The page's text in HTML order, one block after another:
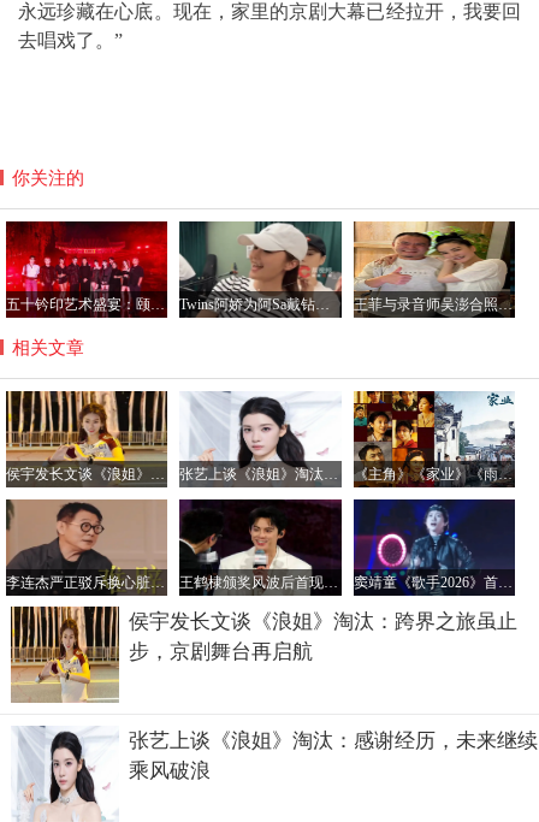
永远珍藏在心底。现在，家里的京剧大幕已经拉开，我要回
去唱戏了。”
你关注的
五十钤印艺术盛宴：颐和园星光璀璨，群星共铸艺术新篇章 Twins阿娇为阿Sa戴钻石项链，阿Sa宣布结婚感情稳定 王菲与录音师吴澎合照曝光，56岁状态惊艳引热议
相关文章
侯宇发长文谈《浪姐》淘汰：跨界之旅虽止步，京剧舞台再启航 张艺上谈《浪姐》淘汰：感谢经历，未来继续乘风破浪 《主角》《家业》《雨霖铃》等主打“手搓”，大剧为何纷纷回归“老味儿”?
李连杰严正驳斥换心脏谣言：涉及无辜者，性质恶劣 王鹤棣颁奖风波后首现活动现场！热情自我介绍状态佳，风波后续有新进展 窦靖童《歌手2026》首演后坦言：上台紧张但愿与音乐共成长
侯宇发长文谈《浪姐》淘汰：跨界之旅虽止
步，京剧舞台再启航
张艺上谈《浪姐》淘汰：感谢经历，未来继续
乘风破浪